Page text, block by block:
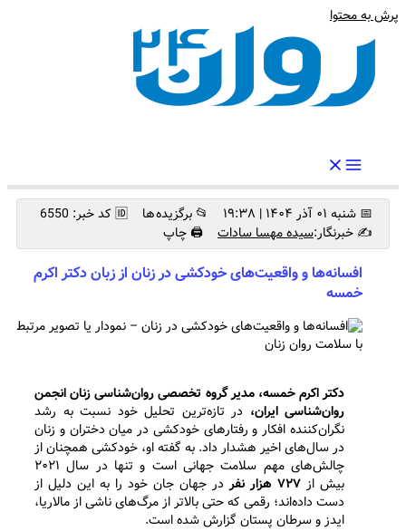
پرش به محتوا
📅 شنبه ۰۱ آذر ۱۴۰۴ | ۱۹:۳۸ 📂 برگزیده ها
🆔 کد خبر: 6550
✍️ خبرنگار:سیده مهسا سادات 🖨 چاپ
افسانه‌ها و واقعیت‌های خودکشی در زنان از زبان دکتر اکرم
خمسه
دکتر اکرم خمسه، مدیر گروه تخصصی روان‌شناسی زنان انجمن
روان‌شناسی ایران، در تازه‌ترین تحلیل خود نسبت به رشد
نگران‌کننده افکار و رفتارهای خودکشی در میان دختران و زنان
در سال‌های اخیر هشدار داد. به گفته او، خودکشی همچنان از
چالش‌های مهم سلامت جهانی است و تنها در سال ۲۰۲۱
بیش از ۷۲۷ هزار نفر
در جهان جان خود را به این دلیل از
دست داده‌اند؛ رقمی که حتی بالاتر از مرگ‌های ناشی از مالاریا،
ایدز و سرطان پستان گزارش شده است.